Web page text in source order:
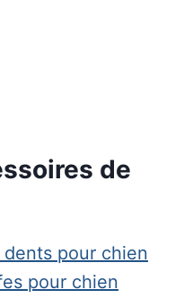
de
pour chien
pour chien